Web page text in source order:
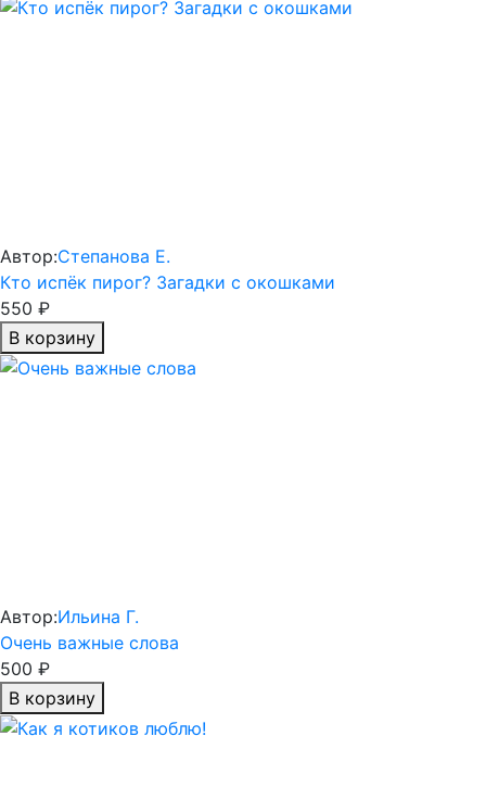
Автор:Степанова Е.
Кто испёк пирог? Загадки с окошками
550 ₽
В корзину
Автор:Ильина Г.
Очень важные слова
500 ₽
В корзину